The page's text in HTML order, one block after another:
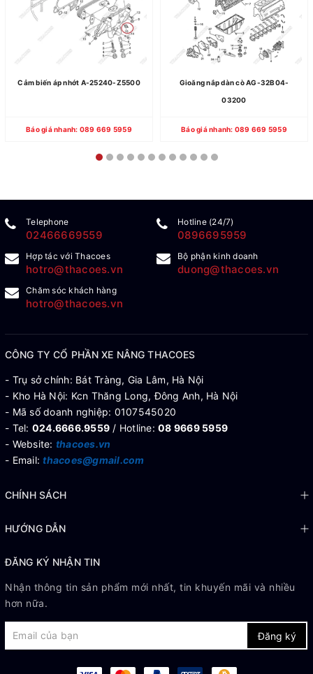
Cảm biến áp nhớt A-25240-Z5500
Báo giá nhanh: 089 669 5959
Gioăng nắp dàn cò AG-32B04-
03200
Báo giá nhanh: 089 669 5959
Telephone
02466669559
Hotline (24/7)
0896695959
Hợp tác với Thacoes
hotro@thacoes.vn
Bộ phận kinh doanh
duong@thacoes.vn
Chăm sóc khách hàng
hotro@thacoes.vn
CÔNG TY CỔ PHẦN XE NÂNG THACOES
- Trụ sở chính: Bát Tràng, Gia Lâm, Hà Nội
- Kho Hà Nội: Kcn Thăng Long, Đông Anh, Hà Nội
- Mã số doanh nghiệp: 0107545020
- Tel: 024.6666.9559 / Hotline: 08 9669 5959
- Website: thacoes.vn
- Email:thacoes@gmail.com
CHÍNH SÁCH
HƯỚNG DẪN
ĐĂNG KÝ NHẬN TIN
Nhận thông tin sản phẩm mới nhất, tin khuyến mãi và nhiều
hơn nữa.
Đăng ký